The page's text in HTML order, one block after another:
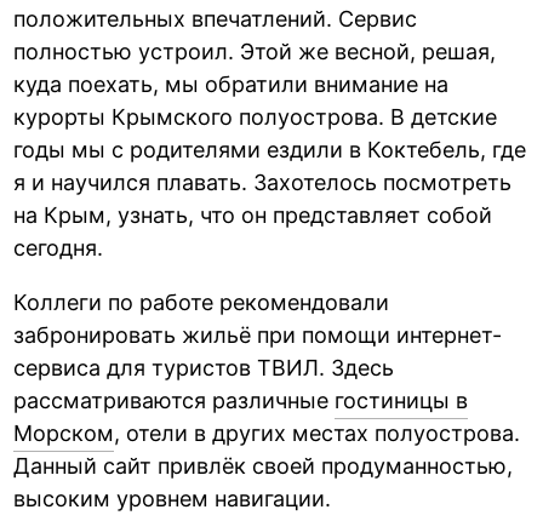
положительных впечатлений. Сервис
полностью устроил. Этой же весной, решая,
куда поехать, мы обратили внимание на
курорты Крымского полуострова. В детские
годы мы с родителями ездили в Коктебель, где
я и научился плавать. Захотелось посмотреть
на Крым, узнать, что он представляет собой
сегодня.
Коллеги по работе рекомендовали
забронировать жильё при помощи интернет-
сервиса для туристов ТВИЛ. Здесь
рассматриваются различные гостиницы в
Морском, отели в других местах полуострова.
Данный сайт привлёк своей продуманностью,
высоким уровнем навигации.